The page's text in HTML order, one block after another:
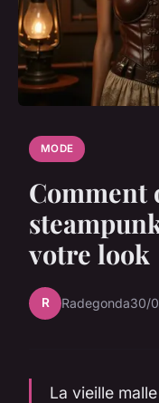
MODE
Comment
votre look
R Radegonda30/
La vieille